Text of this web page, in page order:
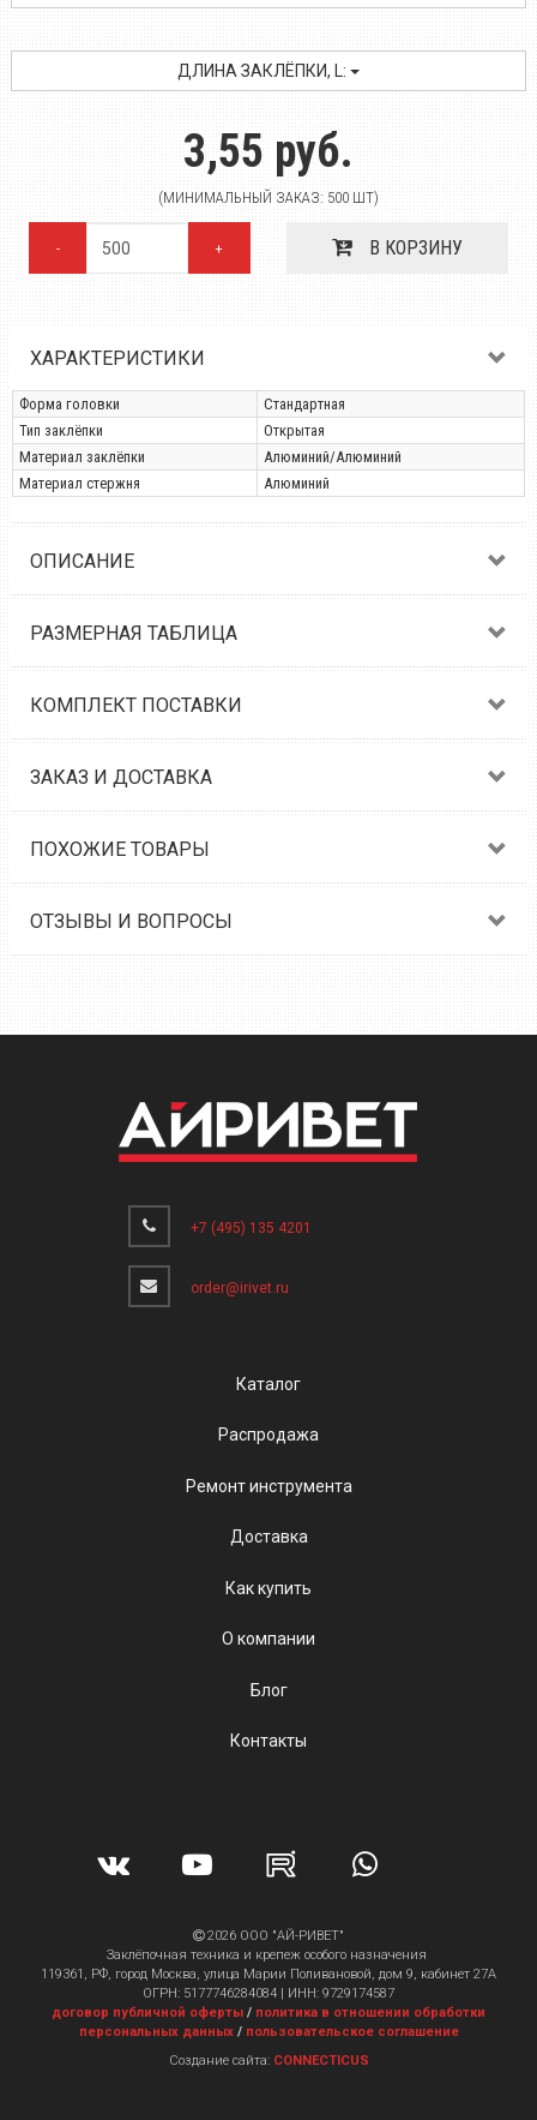
ДЛИНА ЗАКЛЁПКИ, L:
3,55 руб.
(МИНИМАЛЬНЫЙ ЗАКАЗ: 500 ШТ)
- + В КОРЗИНУ
ХАРАКТЕРИСТИКИ
Форма головки
Стандартная
Тип заклёпки
Открытая
Материал заклёпки
Алюминий/Алюминий
Материал стержня
Алюминий
ОПИСАНИЕ
РАЗМЕРНАЯ ТАБЛИЦА
КОМПЛЕКТ ПОСТАВКИ
ЗАКАЗ И ДОСТАВКА
ПОХОЖИЕ ТОВАРЫ
ОТЗЫВЫ И ВОПРОСЫ
+7 (495) 135 4201
order@irivet.ru
Каталог
Распродажа
Ремонт инструмента
Доставка
Как купить
О компании
Блог
Контакты
2026 ООО "АЙ-РИВЕТ"
Заклёпочная техника и крепеж особого назначения
119361, РФ, город Москва, улица Марии Поливановой, дом 9, кабинет 27А
ОГРН: 5177746284084 | ИНН: 9729174587
договор публичной оферты / политика в отношении обработки
персональных данных/ пользовательское соглашение
Создание сайта: CONNECTICUS